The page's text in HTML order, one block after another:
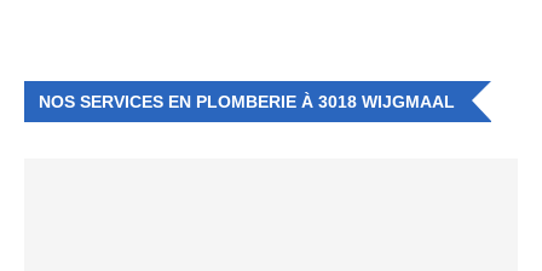
NOS SERVICES EN PLOMBERIE À 3018 WIJGMAAL